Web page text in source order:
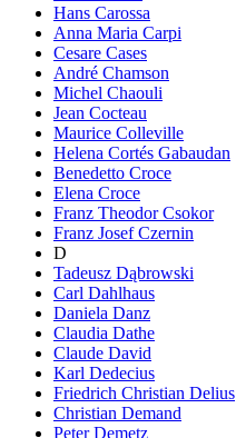
Hans Carossa
Anna Maria Carpi
Cesare Cases
André Chamson
Michel Chaouli
Jean Cocteau
Maurice Colleville
Helena Cortés Gabaudan
Benedetto Croce
Elena Croce
Franz Theodor Csokor
Franz Josef Czernin
D
Tadeusz Dąbrowski
Carl Dahlhaus
Daniela Danz
Claudia Dathe
Claude David
Karl Dedecius
Friedrich Christian Delius
Christian Demand
Peter Demetz